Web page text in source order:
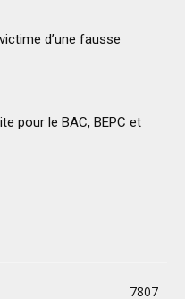
d’une fausse
pour le BAC, BEPC et
7807